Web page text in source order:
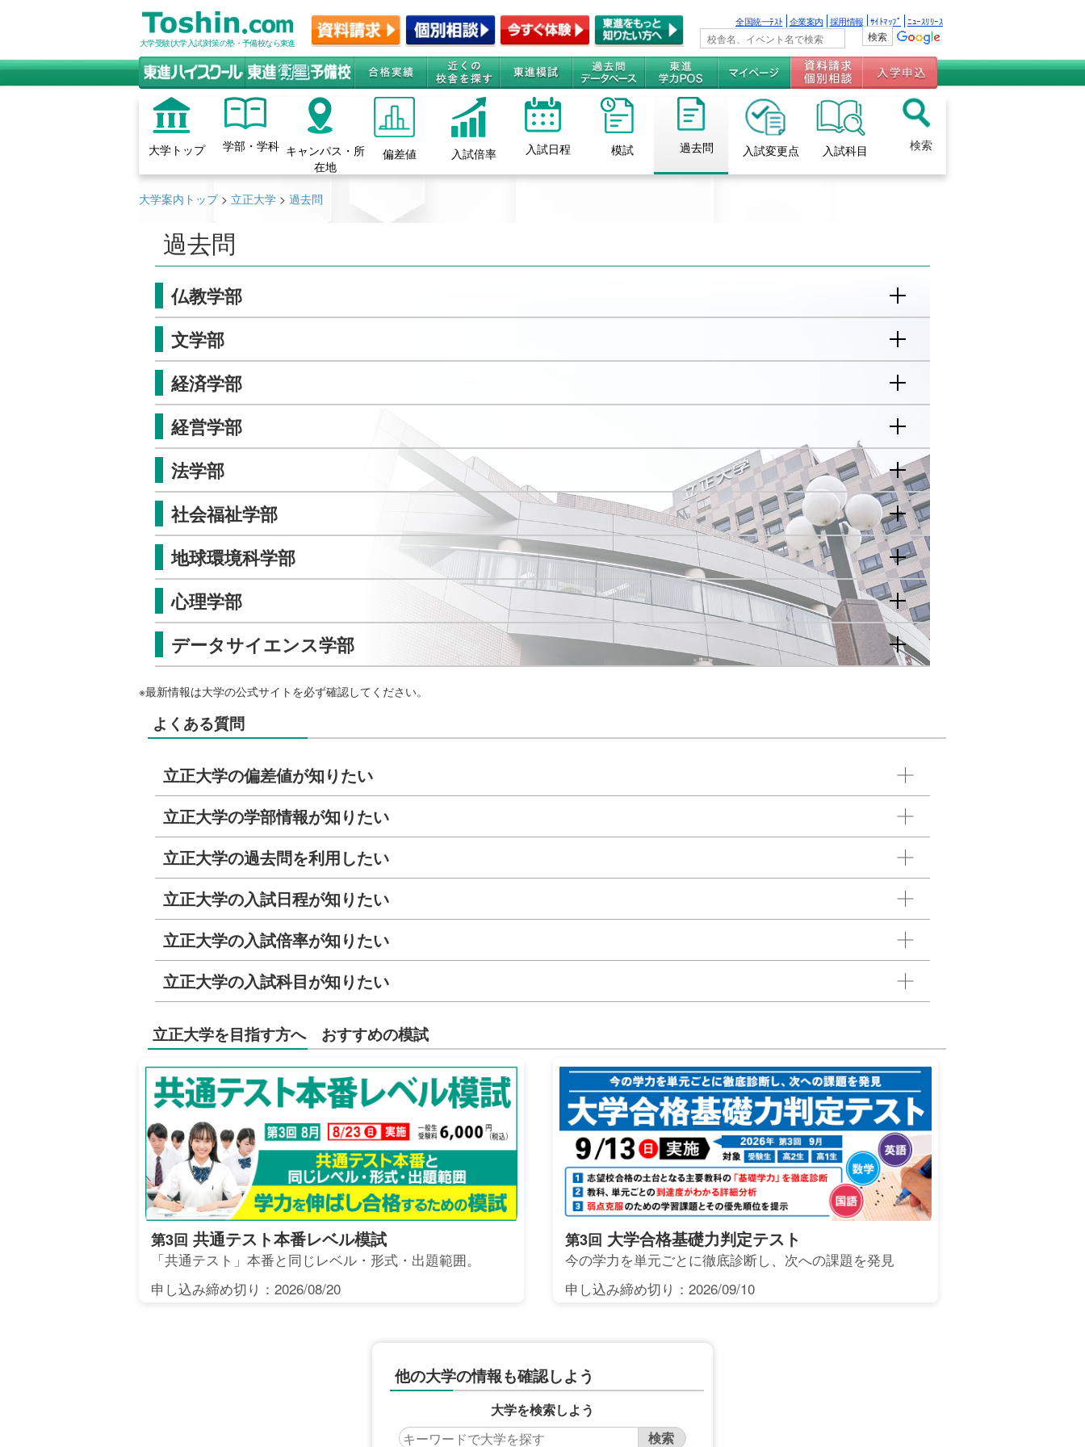
大学受験(大学入試)対策の塾・予備校なら東進
全国統一ﾃｽﾄ 企業案内 採用情報 ｻｲﾄﾏｯﾌﾟ ﾆｭｰｽﾘﾘｰｽ
大学トップ 学部・学科 キャンパス・所
在地
偏差値 入試倍率 入試日程 模試 過去問 入試変更点 入試科目 検索
大学案内トップ> 立正大学 > 過去問
過去問
仏教学部
文学部
経済学部
経営学部
法学部
社会福祉学部
地球環境科学部
心理学部
データサイエンス学部
※最新情報は大学の公式サイトを必ず確認してください。
よくある質問
立正大学の偏差値が知りたい
立正大学の学部情報が知りたい
立正大学の過去問を利用したい
立正大学の入試日程が知りたい
立正大学の入試倍率が知りたい
立正大学の入試科目が知りたい
立正大学を目指す方へ おすすめの模試
第3回 共通テスト本番レベル模試
「共通テスト」本番と同じレベル・形式・出題範囲。
申し込み締め切り：2026/08/20
第3回 大学合格基礎力判定テスト
今の学力を単元ごとに徹底診断し、次への課題を発見
申し込み締め切り：2026/09/10
他の大学の情報も確認しよう
大学を検索しよう